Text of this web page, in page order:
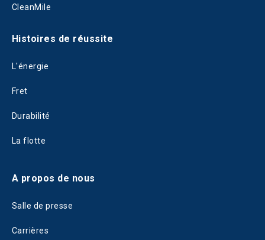
CleanMile
Histoires de réussite
L'énergie
Fret
Durabilité
La flotte
A propos de nous
Salle de presse
Carrières